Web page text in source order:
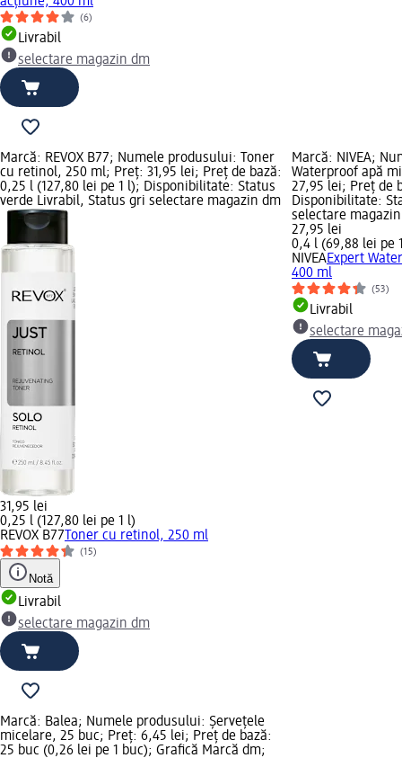
(6)
Livrabil
selectare magazin dm
Marcă: REVOX B77; Numele produsului: Toner
cu retinol, 250 ml; Preț: 31,95 lei; Preț de bază:
0,25 l (127,80 lei pe 1 l); Disponibilitate: Status
verde Livrabil, Status gri selectare magazin dm
31,95 lei
0,25 l (127,80 lei pe 1 l)
REVOX B77 Toner cu retinol, 250 ml
(15)
Notă
Livrabil
selectare magazin dm
Marcă: NIVEA;
Waterproof apă
27,95 lei; Preț de
Disponibilitate:
selectare
27,95 lei
0,4 l (69,88 lei pe
NIVEAExpert
400 ml
(53)
Livrabil
selectare
Marcă: Balea; Numele produsului: Șervețele
micelare, 25 buc; Preț: 6,45 lei; Preț de bază:
25 buc (0,26 lei pe 1 buc); Grafică Marcă dm;